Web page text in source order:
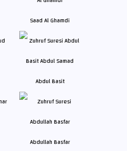
Saad Al Ghamdi
Abdul Basit
Abdullah Basfar